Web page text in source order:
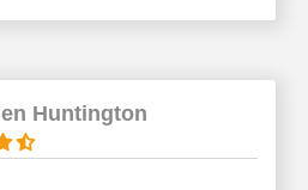
en Huntington